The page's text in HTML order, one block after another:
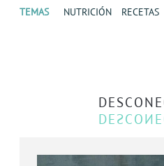
TEMAS NUTRICIÓN RECETAS